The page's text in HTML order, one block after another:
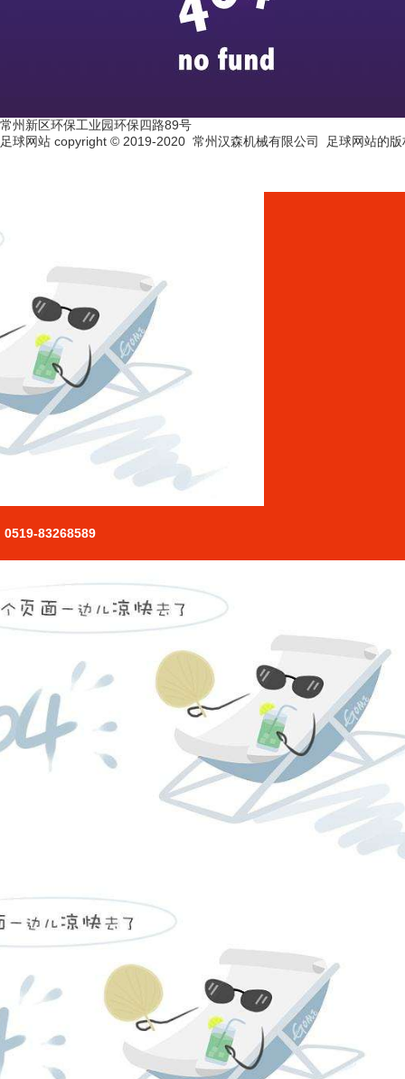
常州新区环保工业园环保四路89号
足球网站 copyright © 2019-2020 常州汉森机械有限公司 足球网站的
0519-83268589